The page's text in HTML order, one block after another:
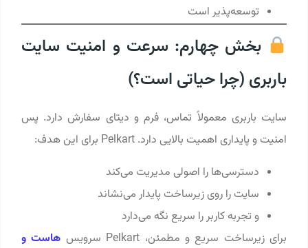
توسعه‌پذیر است
بخش چهارم: سرعت و امنیت سایت
باربری (چرا حیاتی است؟)
سایت باربری معمولاً تماس، فرم و دیتای سفارش دارد. پس
امنیت و پایداری اهمیت بالایی دارد. Pelkart برای این هدف:
دسترسی‌ها را اصولی مدیریت می‌کند
سایت را روی زیرساخت پایدار می‌نشاند
و تجربه کاربر را سریع نگه می‌دارد
برای زیرساخت سریع و مطمئن، Pelkart سرویس
هاست و